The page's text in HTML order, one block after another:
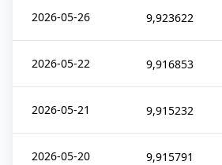
2026-05-26 9,923622
2026-05-22 9,916853
2026-05-21 9,915232
2026-05-20 9,915791